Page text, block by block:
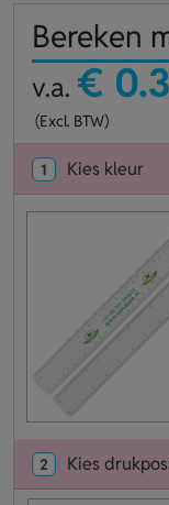
Bereken
v.a. €
(Excl. BTW)
1 Kies kleur
2 Kies